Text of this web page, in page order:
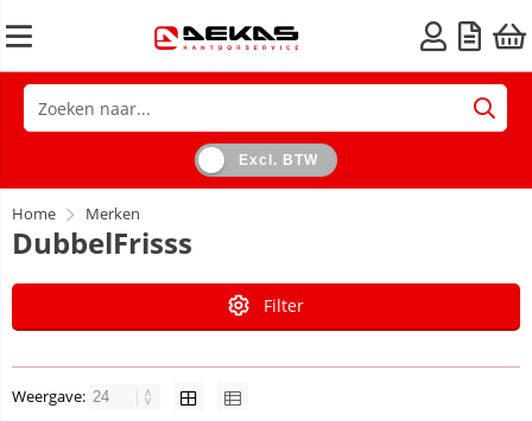
Excl. BTW
Home Merken
DubbelFrisss
Filter
Weergave: